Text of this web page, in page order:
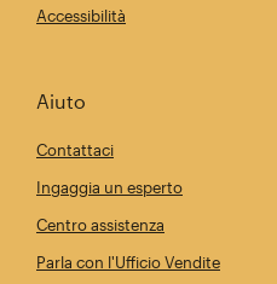
Accessibilità
Aiuto
Contattaci
Ingaggia un esperto
Centro assistenza
Parla con l'Ufficio Vendite